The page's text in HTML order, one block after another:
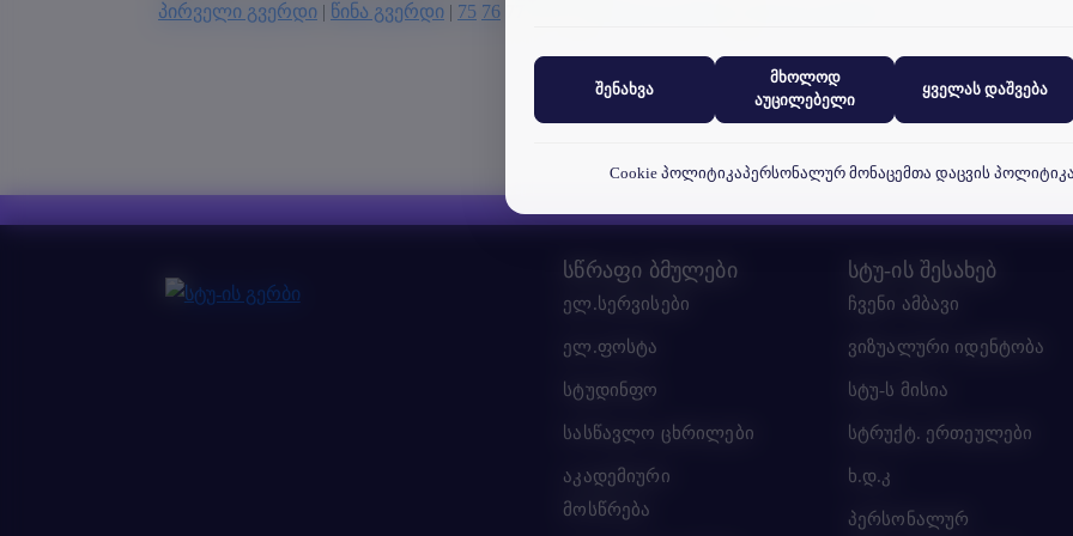
პირველი გვერდი | წინა გვერდი | 75 76
სწრაფი ბმულები
ელ.სერვისები
ელ.ფოსტა
სტუდინფო
სასწავლო ცხრილები
აკადემიური
მოსწრება
სტუ-ის შესახებ
ჩვენი ამბავი
ვიზუალური იდენტობა
სტუ-ს მისია
სტრუქტ. ერთეულები
ხ.დ.კ
პერსონალურ
შენახვა
მხოლოდ
აუცილებელი
ყველას დაშვება
Cookie პოლიტიკაპერსონალურ მონაცემთა დაცვის